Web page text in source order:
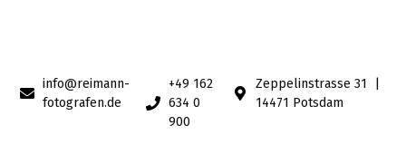
info@reimann-
fotografen.de
+49 162
634 0
900
Zeppelinstrasse 31 |
14471 Potsdam